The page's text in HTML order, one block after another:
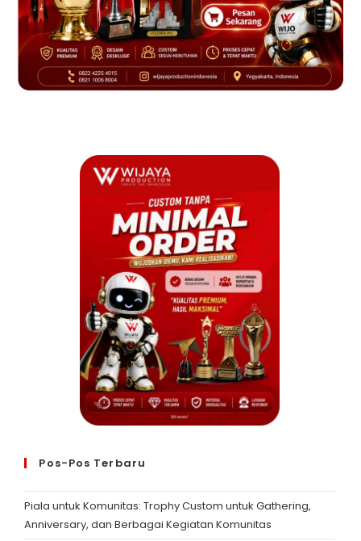
Pos-Pos Terbaru
Piala untuk Komunitas: Trophy Custom untuk Gathering,
Anniversary, dan Berbagai Kegiatan Komunitas